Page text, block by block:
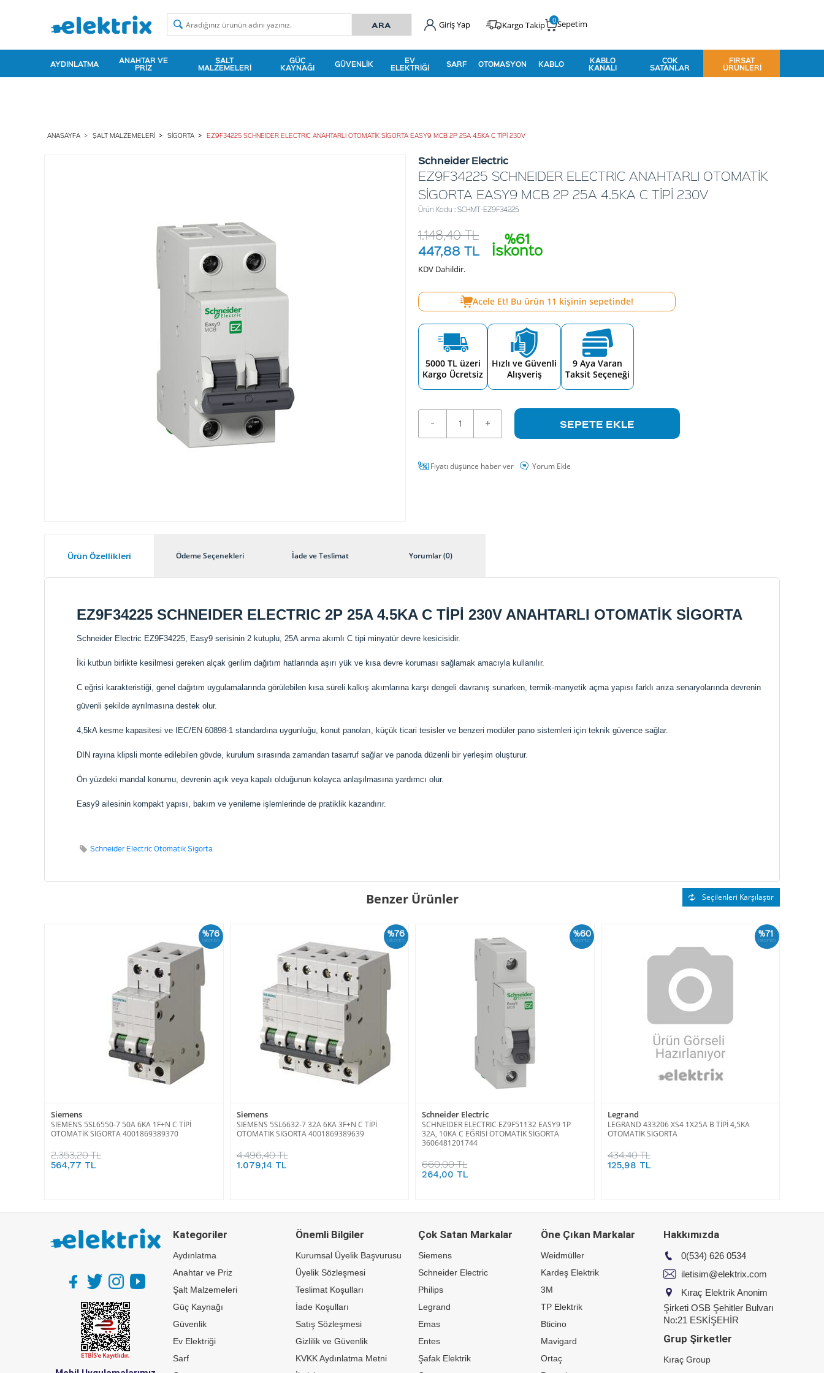
Giriş Yap Kargo Takip Sepetim
0
AYDINLATMA ANAHTAR VE
PRIZ
ŞALT
MALZEMELERI
GÜÇ
KAYNAĞI GÜVENLIK EV
ELEKTRIĞI SARF OTOMASYON KABLO KABLO
KANALI
ÇOK
SATANLAR
FIRSAT
ÜRÜNLERI
ANASAYFA ŞALT MALZEMELERI SIGORTA EZ9F34225 SCHNEIDER ELECTRIC ANAHTARLI OTOMATİK SİGORTA EASY9 MCB 2P 25A 4.5KA C TİPİ 230V
Schneider Electric
EZ9F34225 SCHNEIDER ELECTRIC ANAHTARLI OTOMATİK
SİGORTA EASY9 MCB 2P 25A 4.5KA C TİPİ 230V
Ürün Kodu : SCHMT-EZ9F34225
%61
İskonto
1.148,40TL
447,88 TL
KDV Dahildir.
Acele Et! Bu ürün 11 kişinin sepetinde!
5000 TL üzeri
Kargo Ücretsiz
Hızlı ve Güvenli
Alışveriş
9 Aya Varan
Taksit Seçeneği
SEPETE EKLE
Fiyatı düşünce haber ver Yorum Ekle
Ürün Özellikleri Ödeme Seçenekleri İade ve Teslimat Yorumlar (0)
EZ9F34225 SCHNEIDER ELECTRIC 2P 25A 4.5KA C TİPİ 230V ANAHTARLI OTOMATİK SİGORTA
Schneider Electric EZ9F34225, Easy9 serisinin 2 kutuplu, 25A anma akımlı C tipi minyatür devre kesicisidir.
İki kutbun birlikte kesilmesi gereken alçak gerilim dağıtım hatlarında aşırı yük ve kısa devre koruması sağlamak amacıyla kullanılır.
C eğrisi karakteristiği, genel dağıtım uygulamalarında görülebilen kısa süreli kalkış akımlarına karşı dengeli davranış sunarken, termik-manyetik açma yapısı farklı arıza senaryolarında devrenin
güvenli şekilde ayrılmasına destek olur.
4,5kA kesme kapasitesi ve IEC/EN 60898-1 standardına uygunluğu, konut panoları, küçük ticari tesisler ve benzeri modüler pano sistemleri için teknik güvence sağlar.
DIN rayına klipsli monte edilebilen gövde, kurulum sırasında zamandan tasarruf sağlar ve panoda düzenli bir yerleşim oluşturur.
Ön yüzdeki mandal konumu, devrenin açık veya kapalı olduğunun kolayca anlaşılmasına yardımcı olur.
Easy9 ailesinin kompakt yapısı, bakım ve yenileme işlemlerinde de pratiklik kazandırır.
Schneider Electric Otomatik Sigorta
Benzer Ürünler Seçilenleri Karşılaştır
%76
İskonto
Siemens
SIEMENS 5SL6550-7 50A 6KA 1F+N C TİPİ
OTOMATİK SİGORTA 4001869389370
2.353,20 TL
564,77 TL
%76
İskonto
Siemens
SIEMENS 5SL6632-7 32A 6KA 3F+N C TİPİ
OTOMATİK SİGORTA 4001869389639
4.496,40 TL
1.079,14 TL
%60
İskonto
Schneider Electric
SCHNEIDER ELECTRIC EZ9F51132 EASY9 1P
32A, 10KA C EĞRİSİ OTOMATİK SİGORTA
3606481201744
660,00 TL
264,00 TL
%71
İskonto
Legrand
LEGRAND 433206 XS4 1X25A B TİPİ 4,5KA
OTOMATİK SİGORTA
434,40 TL
125,98 TL
Kategoriler
Aydınlatma
Anahtar ve Priz
Şalt Malzemeleri
Güç Kaynağı
Güvenlik
Ev Elektriği
Sarf
Önemli Bilgiler
Kurumsal Üyelik Başvurusu
Üyelik Sözleşmesi
Teslimat Koşulları
İade Koşulları
Satış Sözleşmesi
Gizlilik ve Güvenlik
KVKK Aydınlatma Metni
Çok Satan Markalar
Siemens
Schneider Electric
Philips
Legrand
Emas
Entes
Şafak Elektrik
Öne Çıkan Markalar
Weidmüller
Kardeş Elektrik
3M
TP Elektrik
Bticino
Mavigard
Ortaç
Hakkımızda
0(534) 626 0534
iletisim@elektrix.com
Kıraç Elektrik Anonim
Şirketi OSB Şehitler Bulvarı
No:21 ESKİŞEHİR
Grup Şirketler
Kıraç Group